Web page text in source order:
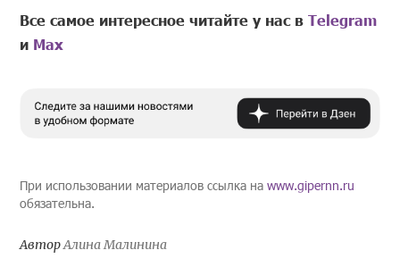
Все самое интересное читайте у нас вTelegram
и Mах
При использовании материалов ссылка наwww.gipernn.ru
обязательна.
АвторАлина Малинина